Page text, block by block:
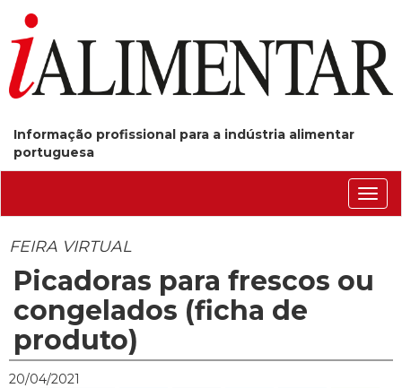
Informação profissional para a indústria alimentar
portuguesa
FEIRA VIRTUAL
Picadoras para frescos ou
congelados (ficha de
produto)
20/04/2021